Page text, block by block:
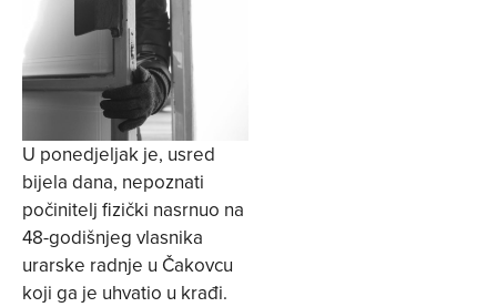
U ponedjeljak je, usred
bijela dana, nepoznati
počinitelj fizički nasrnuo na
48-godišnjeg vlasnika
urarske radnje u Čakovcu
koji ga je uhvatio u krađi.